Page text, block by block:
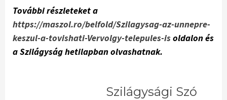
További részleteket a
https://maszol.ro/belfold/Szilagysag-az-unnepre-
keszul-a-tovishati-Vervolgy-telepules-isoldalon és
a Szilágyság hetilapban olvashatnak.
Szilágysági Szó